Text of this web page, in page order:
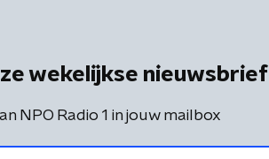
wekelijkse nieuwsbrief
NPO Radio 1 in jouw mailbox